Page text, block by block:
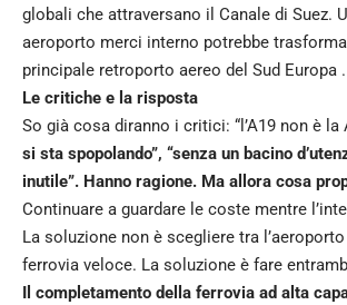
globali che attraversano il Canale di Suez.
aeroporto merci interno potrebbe
principale retroporto aereo del Sud Europa .
Le critiche e la risposta
So già cosa diranno i critici: “l’A19 non è la
si sta spopolando”, “senza un bacino
inutile”. Hanno ragione. Ma allora cosa
Continuare a guardare le coste mentre
La soluzione non è scegliere tra
ferrovia veloce. La soluzione è fare
Il completamento della ferrovia ad alta